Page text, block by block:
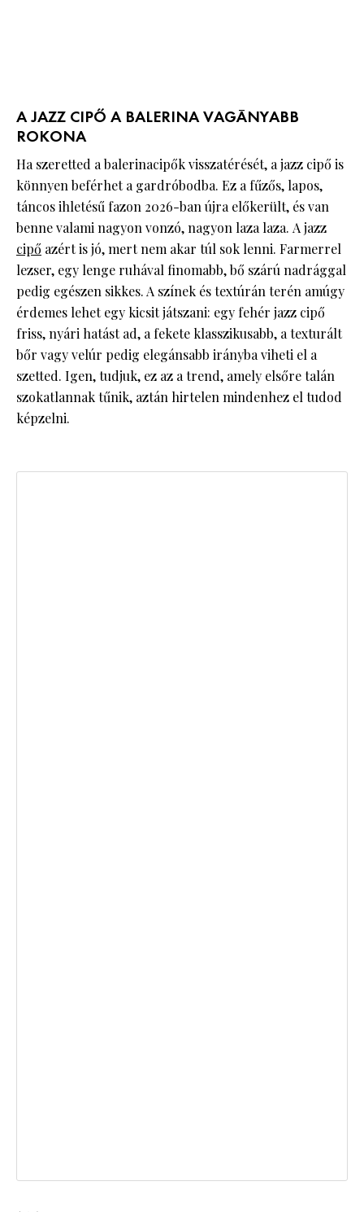
A JAZZ CIPŐ A BALERINA VAGÁNYABB
ROKONA
Ha szeretted a balerinacipők visszatérését, a jazz cipő is
könnyen beférhet a gardróbodba. Ez a fűzős, lapos,
táncos ihletésű fazon 2026-ban újra előkerült, és van
benne valami nagyon vonzó, nagyon laza laza. A jazz
cipő azért is jó, mert nem akar túl sok lenni. Farmerrel
lezser, egy lenge ruhával finomabb, bő szárú nadrággal
pedig egészen sikkes. A színek és textúrán terén amúgy
érdemes lehet egy kicsit játszani: egy fehér jazz cipő
friss, nyári hatást ad, a fekete klasszikusabb, a texturált
bőr vagy velúr pedig elegánsabb irányba viheti el a
szetted. Igen, tudjuk, ez az a trend, amely elsőre talán
szokatlannak tűnik, aztán hirtelen mindenhez el tudod
képzelni.